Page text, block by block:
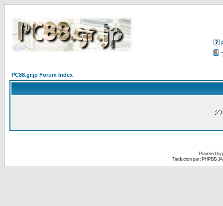
PC88.gr.jp Forum Index
グ
Powered by
Traduction par : PHPBB